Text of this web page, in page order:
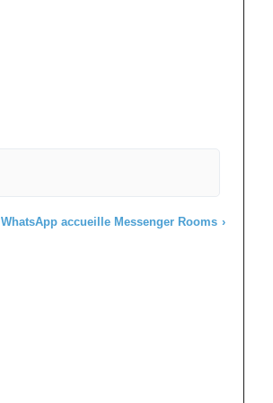
›
WhatsApp accueille Messenger Rooms